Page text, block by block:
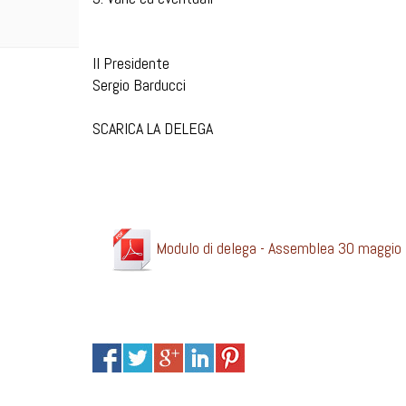
Il Presidente
Sergio Barducci
SCARICA LA DELEGA
Modulo di delega - Assemblea 30